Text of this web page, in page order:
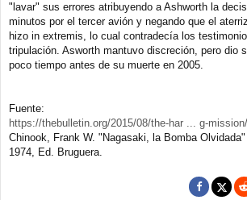
"lavar" sus errores atribuyendo a Ashworth la
minutos por el tercer avión y negando que el
hizo in extremis, lo cual contradecía los
tripulación. Asworth mantuvo discreción, pero dio
poco tiempo antes de su muerte en 2005.
Fuente:
https://thebulletin.org/2015/08/the-har ... g-mission/
Chinook, Frank W. "Nagasaki, la Bomba
1974, Ed. Bruguera.